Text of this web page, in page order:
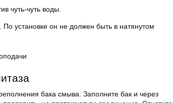
чуть-чуть воды.
установке он не должен быть в натянутом
бака смыва. Заполните бак и через